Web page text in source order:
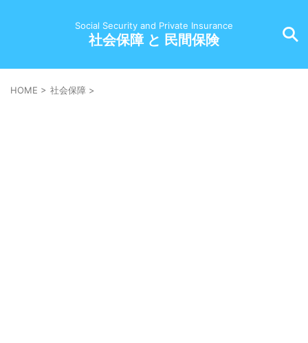
Social Security and Private Insurance
社会保障 と 民間保険
HOME > 社会保障 >